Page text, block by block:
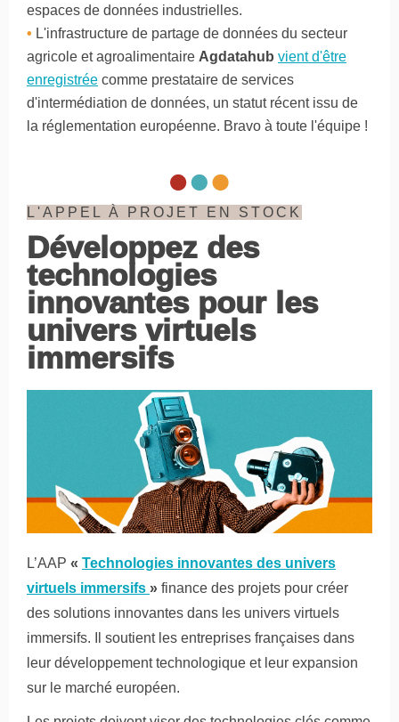
espaces de données industrielles.
• L'infrastructure de partage de données du secteur
agricole et agroalimentaire Agdatahub vient d'être
enregistrée comme prestataire de services
d'intermédiation de données, un statut récent issu de
la réglementation européenne. Bravo à toute l'équipe !
L'APPEL À PROJET EN STOCK
Développez des
technologies
innovantes pour les
univers virtuels
immersifs
L’AAP « Technologies innovantes des univers
virtuels immersifs » finance des projets pour créer
des solutions innovantes dans les univers virtuels
immersifs. Il soutient les entreprises françaises dans
leur développement technologique et leur expansion
sur le marché européen.